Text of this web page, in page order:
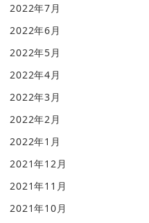
2022年7月
2022年6月
2022年5月
2022年4月
2022年3月
2022年2月
2022年1月
2021年12月
2021年11月
2021年10月